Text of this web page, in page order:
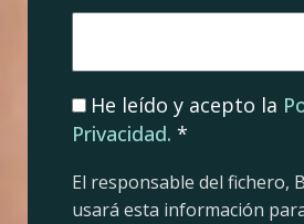
He leído y acepto la
Privacidad. *
El responsable del fichero,
usará esta información